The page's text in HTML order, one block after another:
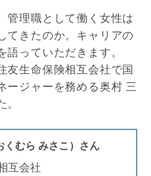
管理職として働く女性は
てきたのか。キャリアの
っていただきます。
友生命保険相互会社で国
ージャーを務める奥村 三
くむら みさこ）さん
互会社